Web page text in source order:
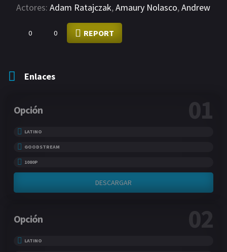
Actores: Adam Ratajczak,Amaury Nolasco,Andrew
Andrew Lewis Caldwell
Andy Milder
Anthony Anderson
Benjamin Hoffman,Bernie Mac
0 0 REPORT
Enlaces
Opción 01
LATINO
GOODSTREAM
1080P
DESCARGAR
Opción 02
LATINO